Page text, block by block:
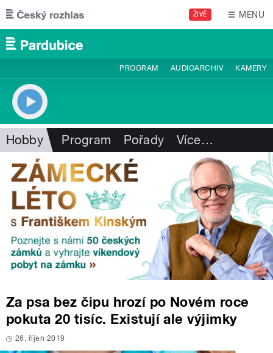
Přejít k hlavnímu obsahu
ŽIVĚ MENU
PROGRAM AUDIOARCHIV KAMERY
Hobby Program Pořady Více…
Za psa bez čipu hrozí po Novém roce
pokuta 20 tisíc. Existují ale výjimky
26. říjen 2019